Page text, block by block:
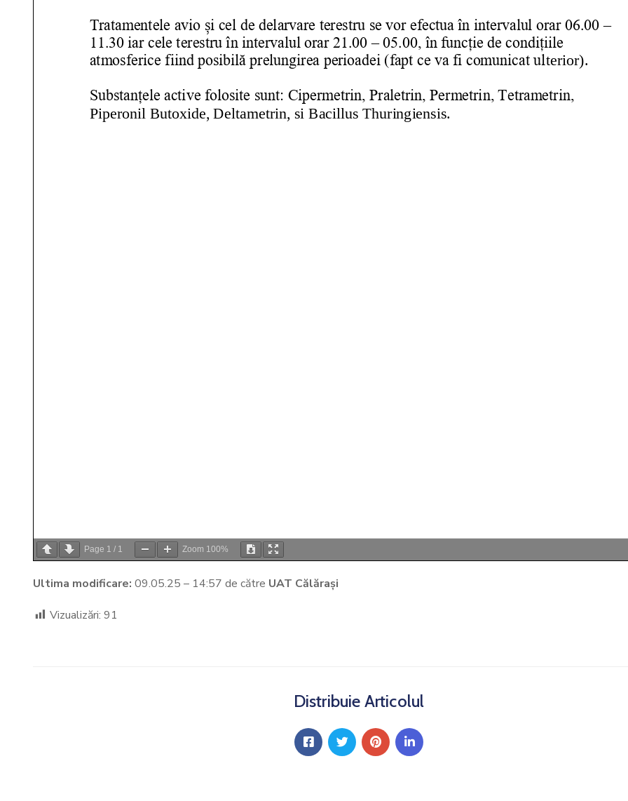
Page 1 / 1 Zoom 100%
Ultima modificare: 09.05.25 – 14:57 de către UAT Călărași
Vizualizări: 91
Distribuie Articolul